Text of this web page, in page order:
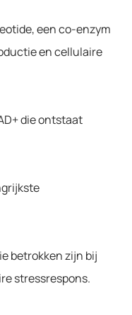
een co-enzym
en cellulaire
die ontstaat
betrokken zijn bij
stressrespons.